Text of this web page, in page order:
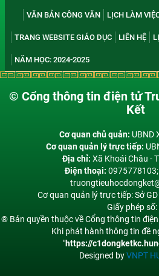
VĂN BẢN CÔNG VĂN LỊCH LÀM
TRANG WEBSITE GIÁO DỤC LIÊN HỆ
NĂM HỌC: 2024-2025
© Cổng thông tin điện tử
Kết
Cơ quan chủ quản: UBND
Cơ quan quản lý trực tiếp:
Địa chỉ: Xã Khoái Châu -
Điện thoại: 0975778103;
Cơ quan quản lý trực tiếp: Sở
Giấy phép số:
® Bản quyền thuộc về Cổng thông tin
Khi phát hành thông tin đề
"https://
Designed byVNPT